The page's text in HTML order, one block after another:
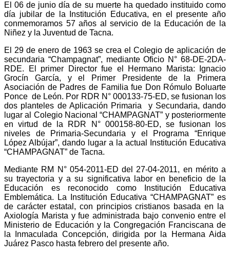
El 06 de junio día de su muerte ha quedado instituido como
día jubilar de la Institución Educativa, en el presente año
conmemoramos 57 años al servicio de la Educación de la
Niñez y la Juventud de Tacna.
El 29 de enero de 1963 se crea el Colegio de aplicación de
secundaria “Champagnat”, mediante Oficio N° 68-DE-2DA-
RDE. El primer Director fue el Hermano Marista: Ignacio
Grocín García, y el Primer Presidente de la Primera
Asociación de Padres de Familia fue Don Rómulo Boluarte
Ponce de León. Por RDR N° 000133-75-ED, se fusionan los
dos planteles de Aplicación Primaria y Secundaria, dando
lugar al Colegio Nacional “CHAMPAGNAT” y posteriormente
en virtud de la RDR N° 000158-80-ED, se fusionan los
niveles de Primaria-Secundaria y el Programa “Enrique
López Albújar”, dando lugar a la actual Institución Educativa
“CHAMPAGNAT” de Tacna.
Mediante RM N° 054-2011-ED del 27-04-2011, en mérito a
su trayectoria y a su significativa labor en beneficio de la
Educación es reconocido como Institución Educativa
Emblemática. La Institución Educativa “CHAMPAGNAT” es
de carácter estatal, con principios cristianos basada en la
Axiología Marista y fue administrada bajo convenio entre el
Ministerio de Educación y la Congregación Franciscana de
la Inmaculada Concepción, dirigida por la Hermana Aida
Juárez Pasco hasta febrero del presente año.